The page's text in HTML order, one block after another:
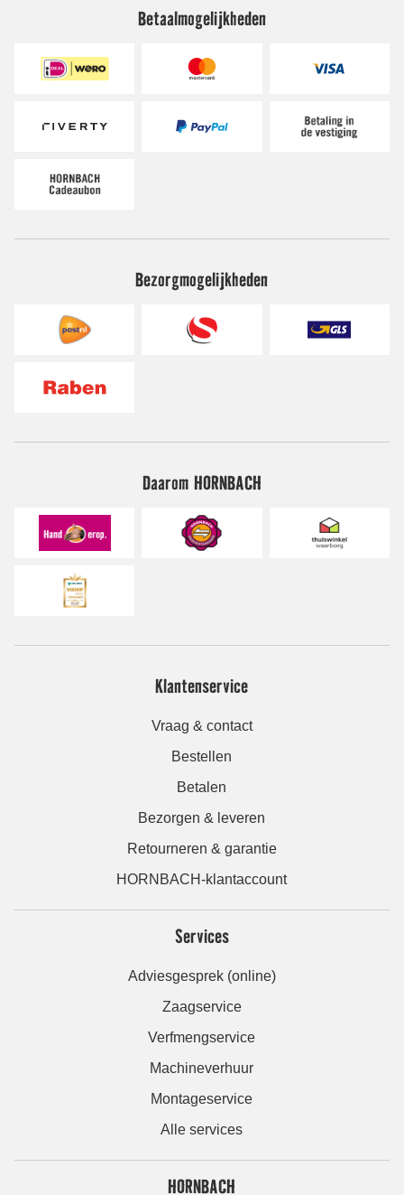
Betaalmogelijkheden
Bezorgmogelijkheden
Daarom HORNBACH
Klantenservice
Vraag & contact
Bestellen
Betalen
Bezorgen & leveren
Retourneren & garantie
HORNBACH-klantaccount
Services
Adviesgesprek (online)
Zaagservice
Verfmengservice
Machineverhuur
Montageservice
Alle services
HORNBACH